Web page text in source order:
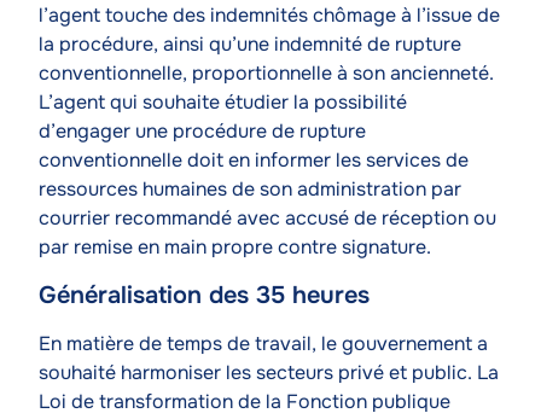
l’agent touche des indemnités chômage à l’issue de
la procédure, ainsi qu’une indemnité de rupture
conventionnelle, proportionnelle à son ancienneté.
L’agent qui souhaite étudier la possibilité
d’engager une procédure de rupture
conventionnelle doit en informer les services de
ressources humaines de son administration par
courrier recommandé avec accusé de réception ou
par remise en main propre contre signature.
Généralisation des 35 heures
Texte
En matière de temps de travail, le gouvernement a
souhaité harmoniser les secteurs privé et public. La
Loi de transformation de la Fonction publique